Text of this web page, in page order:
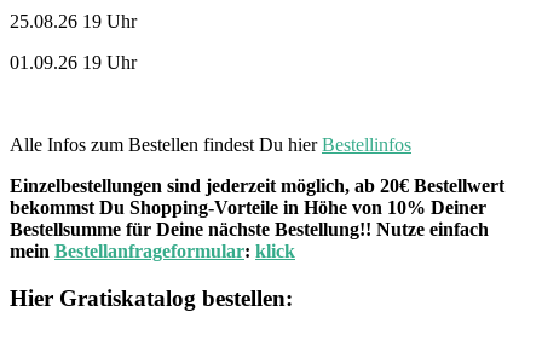
25.08.26 19 Uhr
01.09.26 19 Uhr
Alle Infos zum Bestellen findest Du hierBestellinfos
Einzelbestellungen sind jederzeit möglich, ab 20€ Bestellwert
bekommst Du Shopping-Vorteile in Höhe von 10% Deiner
Bestellsumme für Deine nächste Bestellung!! Nutze einfach
mein Bestellanfrageformular: klick
Hier Gratiskatalog bestellen: